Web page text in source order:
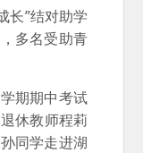
长”结对助学
多名受助青
期期中考试
休教师程莉
同学走进湖